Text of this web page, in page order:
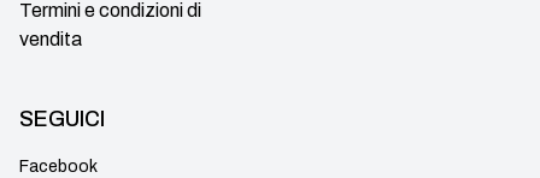
Termini e condizioni di
vendita
SEGUICI
Facebook